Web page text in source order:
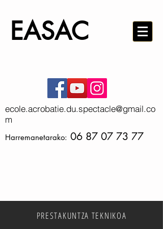
EASAC
ecole.acrobatie.du.spectacle@gmail.co
m
Harremanetarako: 06 87 07 73 77
PRESTAKUNTZA TEKNIKOA